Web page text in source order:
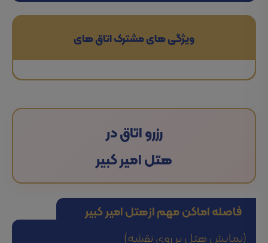
ویژگی های مشترک اتاق های
رزرو اتاق در
هتل امیر کبیر
فاصله اماکن مهم ازهتل امیر کبیر
(نمایش هتل بر روی نقشه)